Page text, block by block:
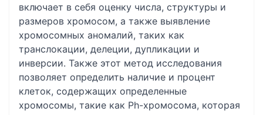
включает в себя оценку числа, структуры и
размеров хромосом, а также выявление
хромосомных аномалий, таких как
транслокации, делеции, дупликации и
инверсии. Также этот метод исследования
позволяет определить наличие и процент
клеток, содержащих определенные
хромосомы, такие как Ph-хромосома, которая